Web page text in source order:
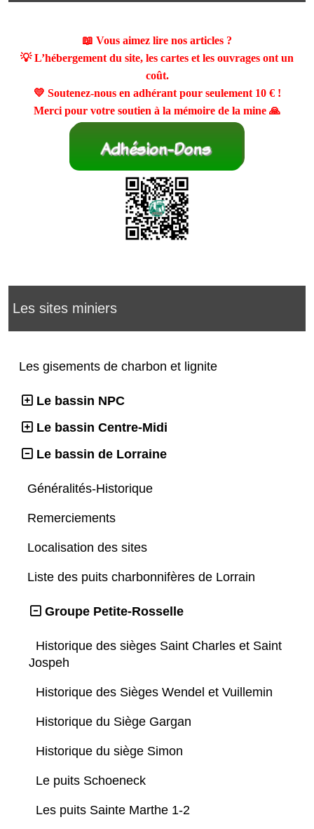
📖 Vous aimez lire nos articles ?
💡 L’hébergement du site, les cartes et les ouvrages ont un
coût.
💛 Soutenez-nous en adhérant pour seulement 10 €!
Merci pour votre soutien à la mémoire de la mine 🙏
Les sites miniers
Les gisements de charbon et lignite
Le bassin NPC
Le bassin Centre-Midi
Le bassin de Lorraine
Généralités-Historique
Remerciements
Localisation des sites
Liste des puits charbonnifères de Lorrain
Groupe Petite-Rosselle
Historique des sièges Saint Charles et Saint
Jospeh
Historique des Sièges Wendel et Vuillemin
Historique du Siège Gargan
Historique du siège Simon
Le puits Schoeneck
Les puits Sainte Marthe 1-2